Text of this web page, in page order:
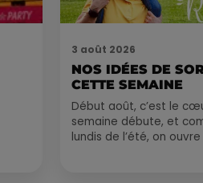
3 août 2026
NOS IDÉES DE
CETTE SEMAINE
Début août, c’est le
semaine débute, et
lundis de l’été, on